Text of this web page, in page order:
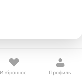
Избранное Профиль